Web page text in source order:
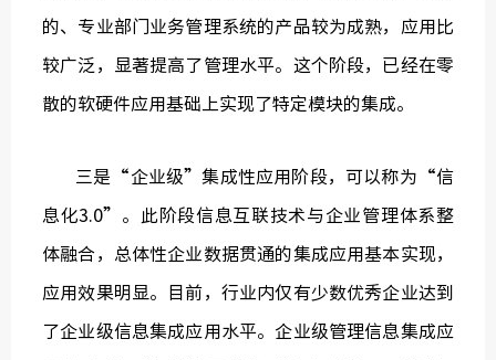
的、专业部门业务管理系统的产品较为成熟，应用比
较广泛，显著提高了管理水平。这个阶段，已经在零
散的软硬件应用基础上实现了特定模块的集成。
三是“企业级”集成性应用阶段，可以称为“信
息化3.0”。此阶段信息互联技术与企业管理体系整
体融合，总体性企业数据贯通的集成应用基本实现，
应用效果明显。目前，行业内仅有少数优秀企业达到
了企业级信息集成应用水平。企业级管理信息集成应